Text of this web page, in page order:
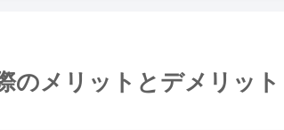
のメリットとデメリット